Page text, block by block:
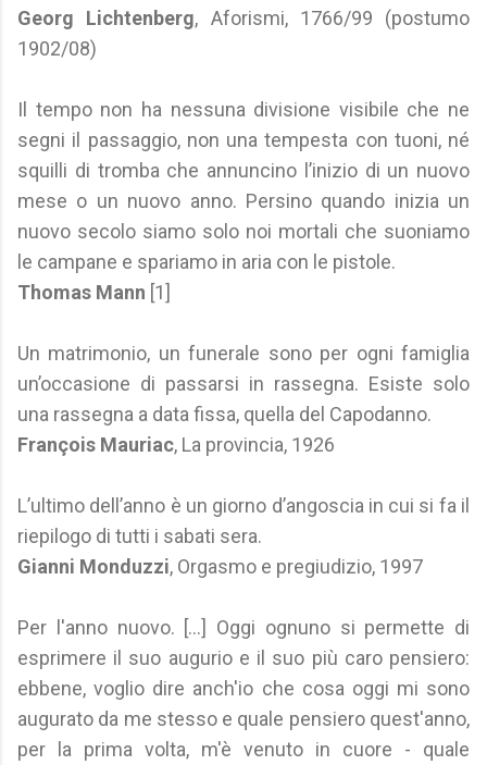
Georg Lichtenberg, Aforismi, 1766/99 (postumo
1902/08)
Il tempo non ha nessuna divisione visibile che ne
segni il passaggio, non una tempesta con tuoni, né
squilli di tromba che annuncino l’inizio di un nuovo
mese o un nuovo anno. Persino quando inizia un
nuovo secolo siamo solo noi mortali che suoniamo
le campane e spariamo in aria con le pistole.
Thomas Mann [1]
Un matrimonio, un funerale sono per ogni famiglia
un’occasione di passarsi in rassegna. Esiste solo
una rassegna a data fissa, quella del Capodanno.
François Mauriac, La provincia, 1926
L’ultimo dell’anno è un giorno d’angoscia in cui si fa il
riepilogo di tutti i sabati sera.
Gianni Monduzzi, Orgasmo e pregiudizio, 1997
Per l'anno nuovo. [...] Oggi ognuno si permette di
esprimere il suo augurio e il suo più caro pensiero:
ebbene, voglio dire anch'io che cosa oggi mi sono
augurato da me stesso e quale pensiero quest'anno,
per la prima volta, m'è venuto in cuore - quale